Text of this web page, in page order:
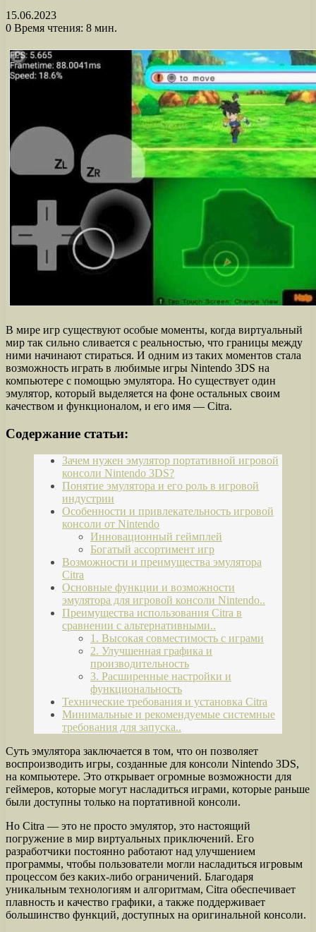
15.06.2023
0 Время чтения: 8 мин.
В мире игр существуют особые моменты, когда виртуальный
мир так сильно сливается с реальностью, что границы между
ними начинают стираться. И одним из таких моментов стала
возможность играть в любимые игры Nintendo 3DS на
компьютере с помощью эмулятора. Но существует один
эмулятор, который выделяется на фоне остальных своим
качеством и функционалом, и его имя — Citra.
Содержание статьи:
Зачем нужен эмулятор портативной игровой
консоли Nintendo 3DS?
Понятие эмулятора и его роль в игровой
индустрии
Особенности и привлекательность игровой
консоли от Nintendo
Инновационный геймплей
Богатый ассортимент игр
Возможности и преимущества эмулятора
Citra
Основные функции и возможности
эмулятора для игровой консоли Nintendo..
Преимущества использования Citra в
сравнении с альтернативными..
1. Высокая совместимость с играми
2. Улучшенная графика и
производительность
3. Расширенные настройки и
функциональность
Технические требования и установка Citra
Минимальные и рекомендуемые системные
требования для запуска..
Суть эмулятора заключается в том, что он позволяет
воспроизводить игры, созданные для консоли Nintendo 3DS,
на компьютере. Это открывает огромные возможности для
геймеров, которые могут насладиться играми, которые раньше
были доступны только на портативной консоли.
Но Citra — это не просто эмулятор, это настоящий
погружение в мир виртуальных приключений. Его
разработчики постоянно работают над улучшением
программы, чтобы пользователи могли насладиться игровым
процессом без каких-либо ограничений. Благодаря
уникальным технологиям и алгоритмам, Citra обеспечивает
плавность и качество графики, а также поддерживает
большинство функций, доступных на оригинальной консоли.